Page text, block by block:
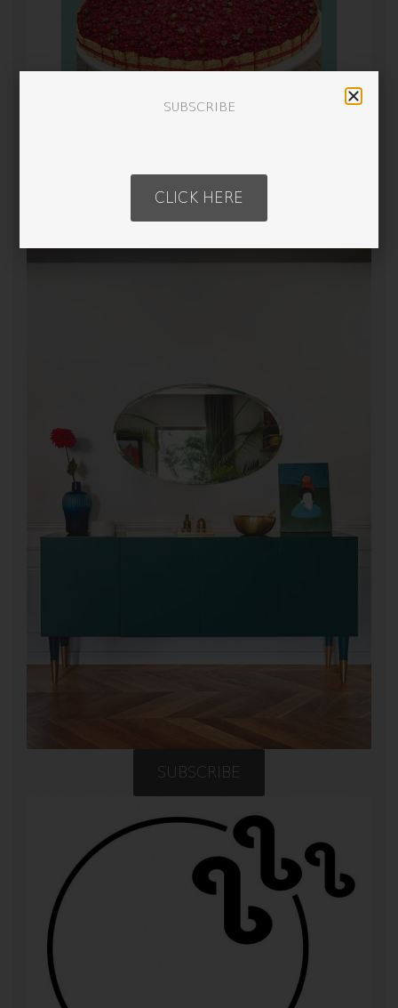
SUBSCRIBE
SUBSCRIBE
CLICK HERE